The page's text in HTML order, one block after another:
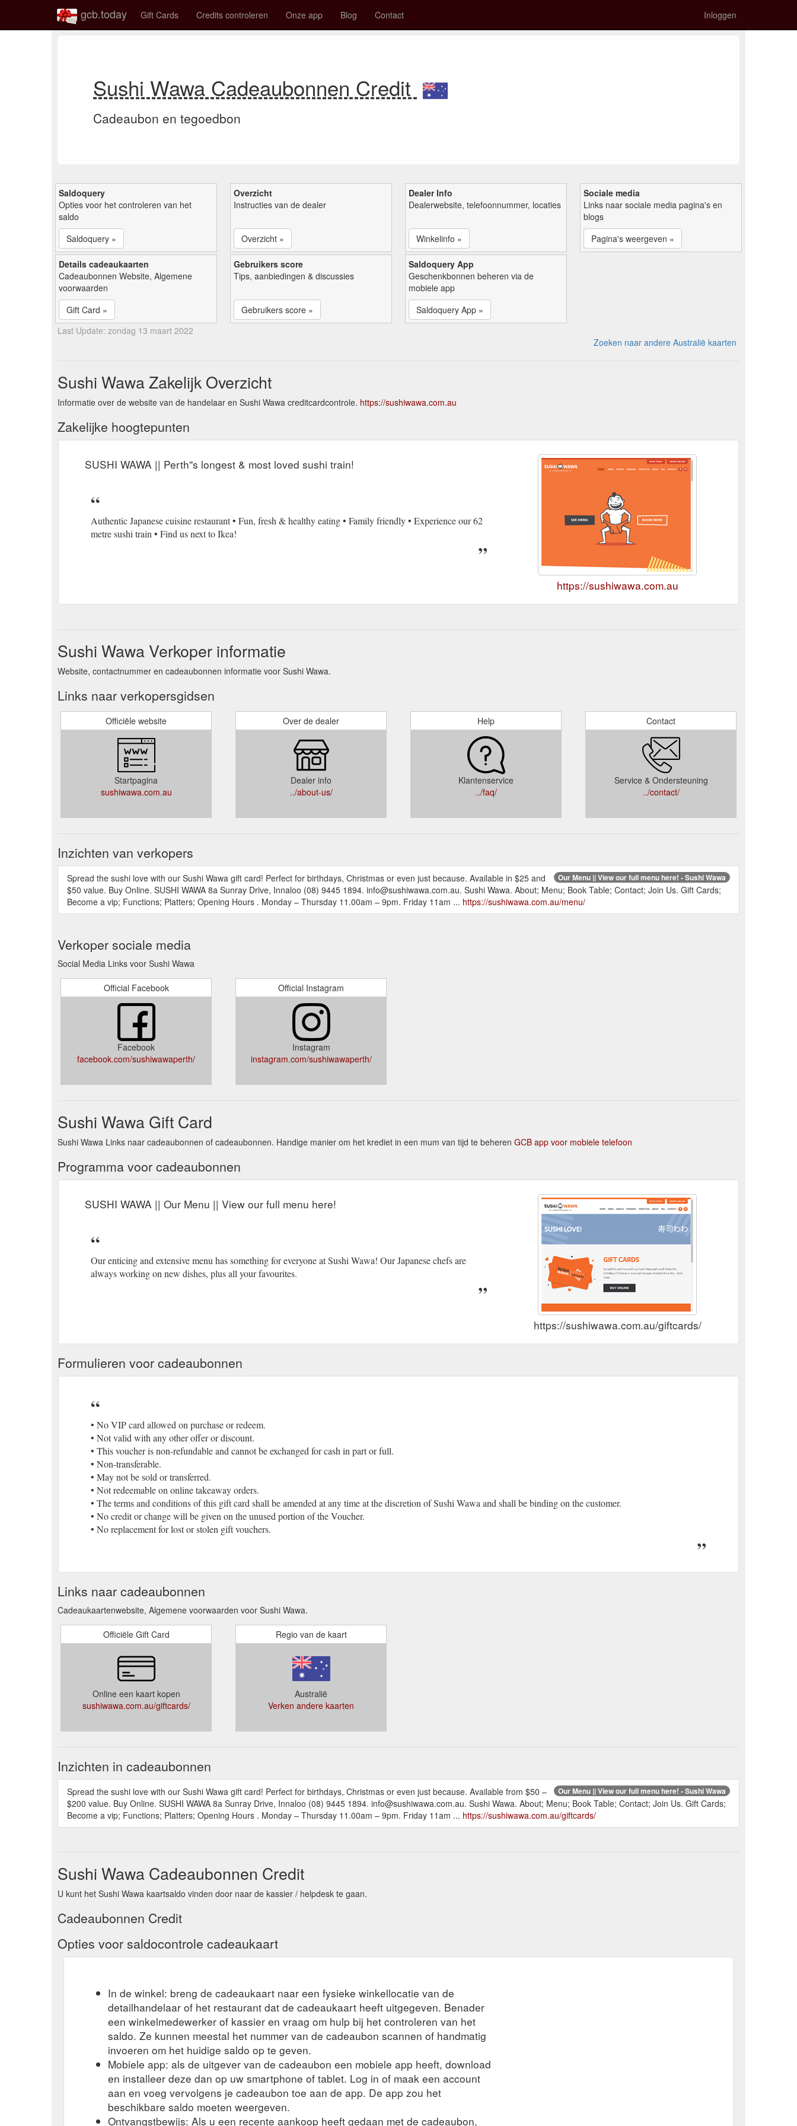
gcb.today Gift Cards Credits controleren Onze app Blog Contact Inloggen
Sushi Wawa Cadeaubonnen Credit
Cadeaubon en tegoedbon
Saldoquery
Opties voor het controleren van het
saldo
Saldoquery »
Overzicht
Instructies van de dealer
Overzicht »
Dealer Info
Dealerwebsite, telefoonnummer, locaties
Winkelinfo »
Sociale media
Links naar sociale media pagina's en
blogs
Pagina's weergeven »
Details cadeaukaarten
Cadeaubonnen Website, Algemene
voorwaarden
Gift Card »
Gebruikers score
Tips, aanbiedingen & discussies
Gebruikers score »
Saldoquery App
Geschenkbonnen beheren via de
mobiele app
Saldoquery App »
Last Update: zondag 13 maart 2022
Zoeken naar andere Australië kaarten
Sushi Wawa Zakelijk Overzicht
Informatie over de website van de handelaar en Sushi Wawa creditcardcontrole. https://sushiwawa.com.au
Zakelijke hoogtepunten
SUSHI WAWA || Perth''s longest & most loved sushi train!
Authentic Japanese cuisine restaurant • Fun, fresh & healthy eating • Family friendly • Experience our 62
metre sushi train • Find us next to Ikea!
https://sushiwawa.com.au
Sushi Wawa Verkoper informatie
Website, contactnummer en cadeaubonnen informatie voor Sushi Wawa.
Links naar verkopersgidsen
Officiële website
Startpagina
sushiwawa.com.au
Over de dealer
Dealer info
../about-us/
Help
Klantenservice
../faq/
Contact
Service & Ondersteuning
../contact/
Inzichten van verkopers
Our Menu || View our full menu here! - Sushi Wawa
Spread the sushi love with our Sushi Wawa gift card! Perfect for birthdays, Christmas or even just because. Available in $25 and
$50 value. Buy Online. SUSHI WAWA 8a Sunray Drive, Innaloo (08) 9445 1894. info@sushiwawa.com.au. Sushi Wawa. About; Menu; Book Table; Contact; Join Us. Gift Cards;
Become a vip; Functions; Platters; Opening Hours . Monday – Thursday 11.00am – 9pm. Friday 11am ... https://sushiwawa.com.au/menu/
Verkoper sociale media
Social Media Links voor Sushi Wawa
Official Facebook
Facebook
facebook.com/sushiwawaperth/
Official Instagram
Instagram
instagram.com/sushiwawaperth/
Sushi Wawa Gift Card
Sushi Wawa Links naar cadeaubonnen of cadeaubonnen. Handige manier om het krediet in een mum van tijd te beheren GCB app voor mobiele telefoon
Programma voor cadeaubonnen
SUSHI WAWA || Our Menu || View our full menu here!
Our enticing and extensive menu has something for everyone at Sushi Wawa! Our Japanese chefs are
always working on new dishes, plus all your favourites.
https://sushiwawa.com.au/giftcards/
Formulieren voor cadeaubonnen
• No VIP card allowed on purchase or redeem.
• Not valid with any other offer or discount.
• This voucher is non-refundable and cannot be exchanged for cash in part or full.
• Non-transferable.
• May not be sold or transferred.
• Not redeemable on online takeaway orders.
• The terms and conditions of this gift card shall be amended at any time at the discretion of Sushi Wawa and shall be binding on the customer.
• No credit or change will be given on the unused portion of the Voucher.
• No replacement for lost or stolen gift vouchers.
Links naar cadeaubonnen
Cadeaukaartenwebsite, Algemene voorwaarden voor Sushi Wawa.
Officiële Gift Card
Online een kaart kopen
sushiwawa.com.au/giftcards/
Regio van de kaart
Australië
Verken andere kaarten
Inzichten in cadeaubonnen
Our Menu || View our full menu here! - Sushi Wawa
Spread the sushi love with our Sushi Wawa gift card! Perfect for birthdays, Christmas or even just because. Available from $50 –
$200 value. Buy Online. SUSHI WAWA 8a Sunray Drive, Innaloo (08) 9445 1894. info@sushiwawa.com.au. Sushi Wawa. About; Menu; Book Table; Contact; Join Us. Gift Cards;
Become a vip; Functions; Platters; Opening Hours . Monday – Thursday 11.00am – 9pm. Friday 11am ... https://sushiwawa.com.au/giftcards/
Sushi Wawa Cadeaubonnen Credit
U kunt het Sushi Wawa kaartsaldo vinden door naar de kassier / helpdesk te gaan.
Cadeaubonnen Credit
Opties voor saldocontrole cadeaukaart
In de winkel: breng de cadeaukaart naar een fysieke winkellocatie van de
detailhandelaar of het restaurant dat de cadeaukaart heeft uitgegeven. Benader
een winkelmedewerker of kassier en vraag om hulp bij het controleren van het
saldo. Ze kunnen meestal het nummer van de cadeaubon scannen of handmatig
invoeren om het huidige saldo op te geven.
Mobiele app: als de uitgever van de cadeaubon een mobiele app heeft, download
en installeer deze dan op uw smartphone of tablet. Log in of maak een account
aan en voeg vervolgens je cadeaubon toe aan de app. De app zou het
beschikbare saldo moeten weergeven.
Ontvangstbewijs: Als u een recente aankoop heeft gedaan met de cadeaubon,